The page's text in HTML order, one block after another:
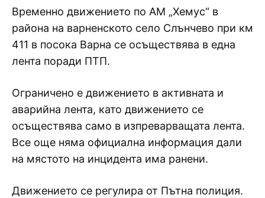
Временно движението по АМ „Хемус“ в
района на варненското село Слънчево при км
411 в посока Варна се осъществява в една
лента поради ПТП.
Ограничено е движението в активната и
аварийна лента, като движението се
осъществява само в изпреварващата лента.
Все още няма официална информация дали
на мястото на инцидента има ранени.
Движението се регулира от Пътна полиция.